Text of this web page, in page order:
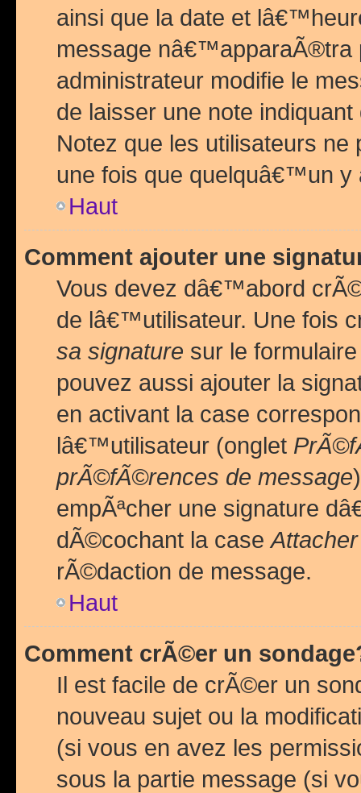
ainsi que la date et
message nâ€™apparaÃ®tra
administrateur modifie le
de laisser une note
Notez que les utilisateurs
une fois que quelquâ€™un y
Haut
Comment ajouter une
Vous devez dâ€™abord
de lâ€™utilisateur. Une fois
sa signature sur le
pouvez aussi ajouter la
en activant la case
lâ€™utilisateur (onglet
prÃ©fÃ©rences de message
empÃªcher une signature
dÃ©cochant la case
rÃ©daction de message.
Haut
Comment crÃ©er un
Il est facile de crÃ©er un
nouveau sujet ou la
(si vous en avez les
sous la partie message (si